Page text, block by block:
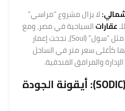
لا يزال مشروع “مراسي”
عقاراتالسياحية في مصر، ومع
إطلاق مناطق جديدة مثل “سول” (Soul)، نجحت إعمار
كأغلى سعر متر في الساحل
والمرافق الفندقية.
SODIC): أيقونة الجودة